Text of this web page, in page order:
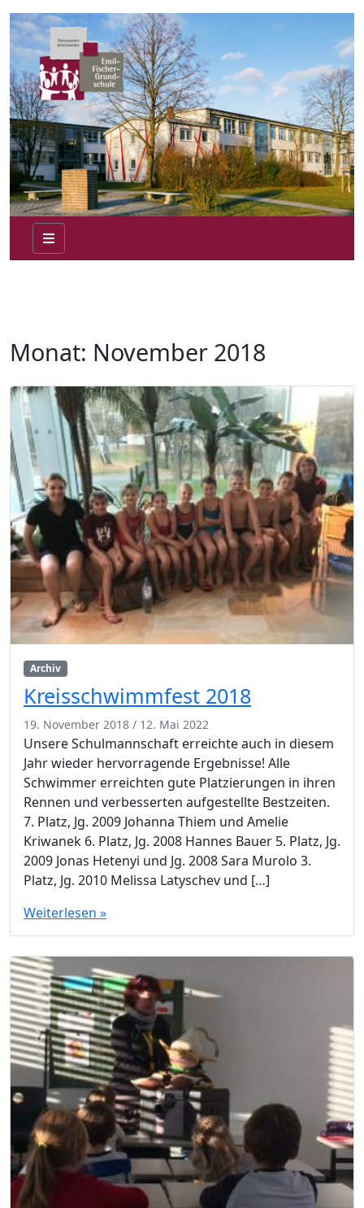
Monat: November 2018
Archiv
Kreisschwimmfest 2018
19. November 2018 / 12. Mai 2022
Unsere Schulmannschaft erreichte auch in diesem
Jahr wieder hervorragende Ergebnisse! Alle
Schwimmer erreichten gute Platzierungen in ihren
Rennen und verbesserten aufgestellte Bestzeiten.
7. Platz, Jg. 2009 Johanna Thiem und Amelie
Kriwanek 6. Platz, Jg. 2008 Hannes Bauer 5. Platz, Jg.
2009 Jonas Hetenyi und Jg. 2008 Sara Murolo 3.
Platz, Jg. 2010 Melissa Latyschev und […]
Weiterlesen »